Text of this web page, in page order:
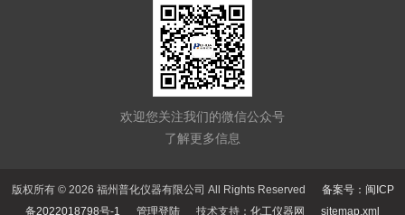
欢迎您关注我们的微信公众号
了解更多信息
版权所有 © 2026 福州普化仪器有限公司 All Rights Reserved 备案号：闽ICP
备2022018798号-1
管理登陆 技术支持： 化工仪器网 sitemap.xml